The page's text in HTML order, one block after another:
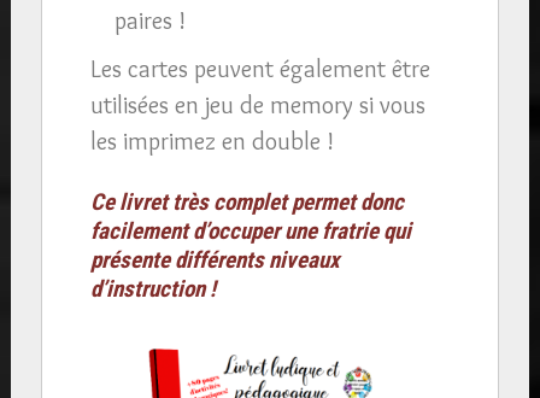
paires !
Les cartes peuvent également être
utilisées en jeu de memory si vous
les imprimez en double !
Ce livret très complet permet donc
facilement d’occuper une fratrie qui
présente différents niveaux
d’instruction !